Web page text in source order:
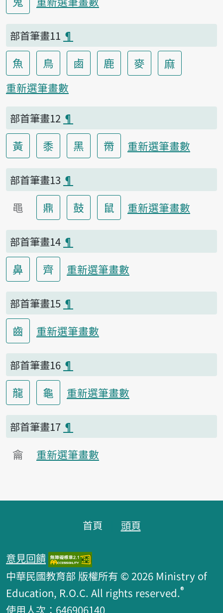
部首筆畫11 ¶
魚 鳥 鹵 鹿 麥 麻
重新選筆畫數
部首筆畫12 ¶
黃 黍 黑 黹 重新選筆畫數
部首筆畫13 ¶
黽 鼎 鼓 鼠 重新選筆畫數
部首筆畫14 ¶
鼻 齊 重新選筆畫數
部首筆畫15 ¶
齒 重新選筆畫數
部首筆畫16 ¶
龍 龜 重新選筆畫數
部首筆畫17 ¶
龠 重新選筆畫數
首頁 頭頁
意見回饋
中華民國教育部 版權所有 © 2026 Ministry of
Education, R.O.C. All rights reserved.®
使用人次：646906140